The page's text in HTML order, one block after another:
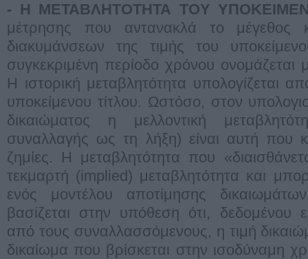
- Η ΜΕΤΑΒΛΗΤOΤΗΤΑ ΤOΥ
μέτρησης που αντανακλά το μέγεθος
διακυμάνσεων της τιμής του
συγκεκριμένη περίοδο χρόνου ονομάζεται
Η ιστορική μεταβλητότητα υπολογίζεται
υποκείμενου τίτλου. Ωστόσο, στον
δικαιώματος η μελλοντική
συναλλαγής ως τη λήξη) είναι αυτή που
ζημίες. Η μεταβλητότητα που
τεκμαρτή (implied) μεταβλητότητα και
ενός μοντέλου αποτίμησης
βασίζεται στην υπόθεση ότι, δεδομένου
από τους συναλλασσόμενους, η τιμή
δικαίωμα που βρίσκεται στην ισοδύναμη